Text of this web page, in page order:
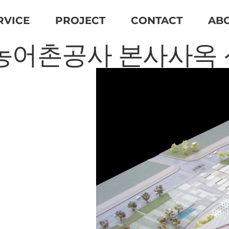
PROJECT CONTACT
어촌공사 본사사옥